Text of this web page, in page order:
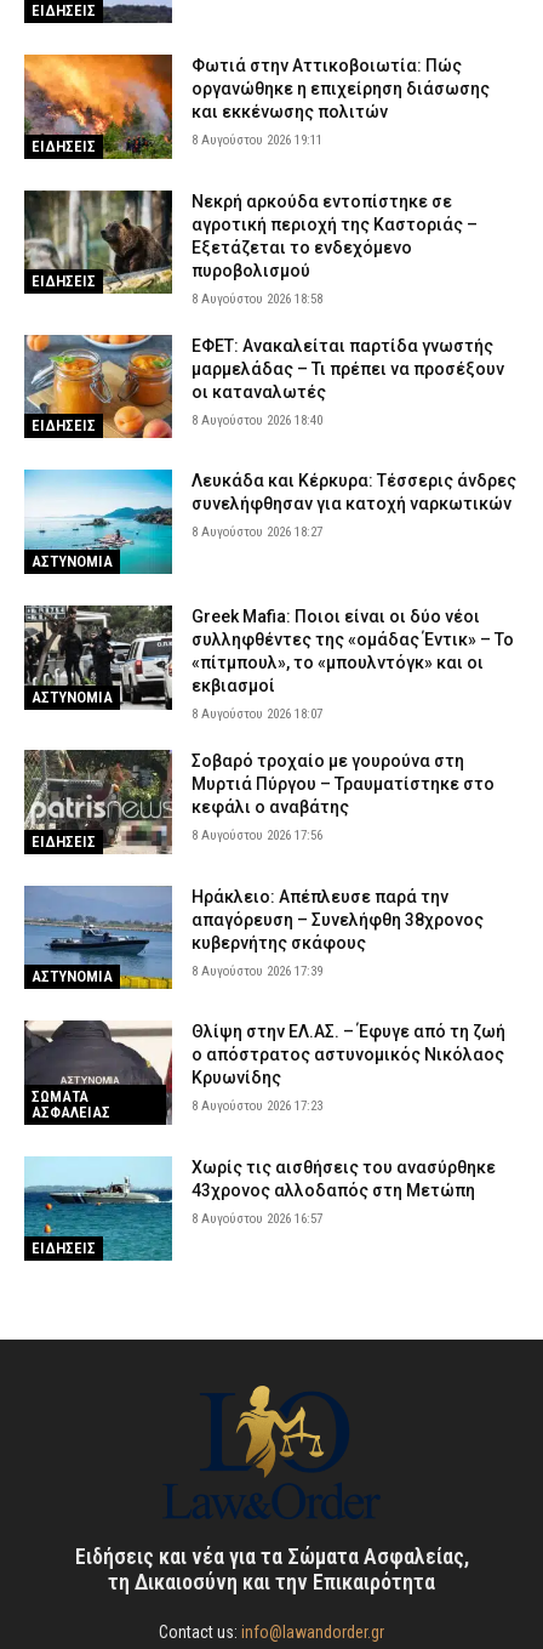
ΕΙΔΗΣΕΙΣ
ΕΙΔΗΣΕΙΣ
Φωτιά στην Αττικοβοιωτία: Πώς
οργανώθηκε η επιχείρηση διάσωσης
και εκκένωσης πολιτών
8 Αυγούστου 2026 19:11
ΕΙΔΗΣΕΙΣ
Νεκρή αρκούδα εντοπίστηκε σε
αγροτική περιοχή της Καστοριάς –
Εξετάζεται το ενδεχόμενο
πυροβολισμού
8 Αυγούστου 2026 18:58
ΕΙΔΗΣΕΙΣ
ΕΦΕΤ: Ανακαλείται παρτίδα γνωστής
μαρμελάδας – Τι πρέπει να προσέξουν
οι καταναλωτές
8 Αυγούστου 2026 18:40
ΑΣΤΥΝΟΜΙΑ
Λευκάδα και Κέρκυρα: Τέσσερις άνδρες
συνελήφθησαν για κατοχή ναρκωτικών
8 Αυγούστου 2026 18:27
ΑΣΤΥΝΟΜΙΑ
Greek Mafia: Ποιοι είναι οι δύο νέοι
συλληφθέντες της «ομάδας Έντικ» – Το
«πίτμπουλ», το «μπουλντόγκ» και οι
εκβιασμοί
8 Αυγούστου 2026 18:07
ΕΙΔΗΣΕΙΣ
Σοβαρό τροχαίο με γουρούνα στη
Μυρτιά Πύργου – Τραυματίστηκε στο
κεφάλι ο αναβάτης
8 Αυγούστου 2026 17:56
ΑΣΤΥΝΟΜΙΑ
Ηράκλειο: Απέπλευσε παρά την
απαγόρευση – Συνελήφθη 38χρονος
κυβερνήτης σκάφους
8 Αυγούστου 2026 17:39
ΣΩΜΑΤΑ
ΑΣΦΑΛΕΙΑΣ
Θλίψη στην ΕΛ.ΑΣ. – Έφυγε από τη ζωή
ο απόστρατος αστυνομικός Νικόλαος
Κρυωνίδης
8 Αυγούστου 2026 17:23
ΕΙΔΗΣΕΙΣ
Χωρίς τις αισθήσεις του ανασύρθηκε
43χρονος αλλοδαπός στη Μετώπη
8 Αυγούστου 2026 16:57
Ειδήσεις και νέα για τα Σώματα Ασφαλείας,
τη Δικαιοσύνη και την Επικαιρότητα
Contact us: info@lawandorder.gr